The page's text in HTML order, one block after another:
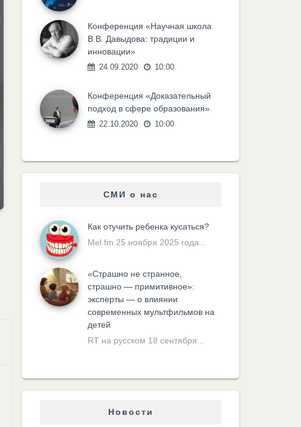
Конференция «Научная школа
В.В. Давыдова: традиции и
инновации»
24.09.2020 10:00
Конференция «Доказательный
подход в сфере образования»
22.10.2020 10:00
СМИ о нас
Как отучить ребенка кусаться?
Mel.fm 25 ноября 2025 года...
«Cтрашно не странное,
страшно — примитивное»:
эксперты — о влиянии
современных мультфильмов на
детей
RT на русском 18 сентября...
Новости